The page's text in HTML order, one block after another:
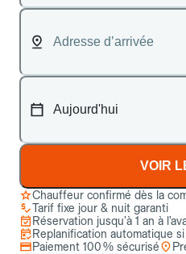
VOIR
Chauffeur confirmé dès la
Tarif fixe jour & nuit garanti
Réservation jusqu’à 1 an à
Replanification automatique
Paiement 100 % sécurisé